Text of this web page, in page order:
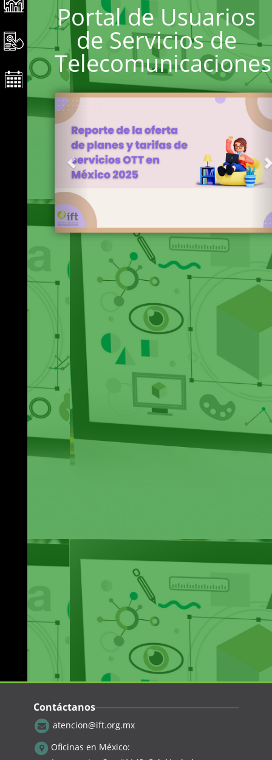
Portal de Usuarios
de Servicios de
Telecomunicaciones
Geri
Contáctanos
atencion@ift.org.mx
Oficinas en México: